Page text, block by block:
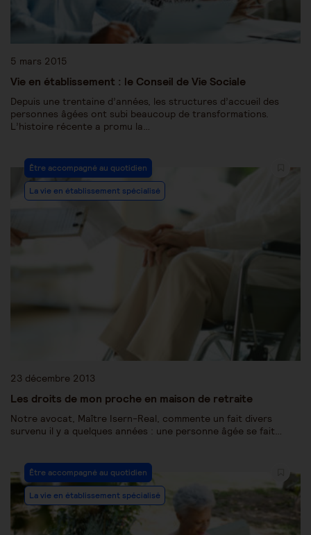
5 mars 2015
Vie en établissement : le Conseil de Vie Sociale
Depuis une trentaine d’années, les structures d’accueil des
personnes âgées ont subi beaucoup de transformations.
L’histoire récente a promu la…
Être accompagné au quotidien
La vie en établissement spécialisé
23 décembre 2013
Les droits de mon proche en maison de retraite
Notre avocat, Maître Isern-Real, commente un fait divers
survenu il y a quelques années : une personne âgée se fait…
Être accompagné au quotidien
La vie en établissement spécialisé